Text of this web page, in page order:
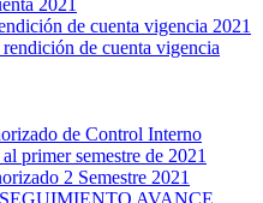
2021
de cuenta vigencia 2021
rendición de cuenta vigencia
de Control Interno
primer semestre de 2021
2 Semestre 2021
AVANCE